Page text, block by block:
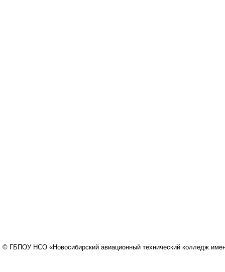
© ГБПОУ НСО «Новосибирский авиационный технический колледж